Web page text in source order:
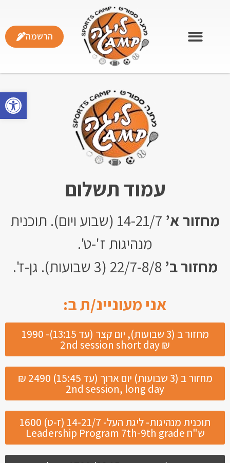
הרשמה
עמוד תשלום
מחזור א’
14-21/7 (שבוע ויום). תוכנית
מנהיגות ז'-ט'.
מחזור ב’ 22/7-8/8 (3 שבועות). גן-ז'.
אני מעוניינ/ת ב:
מחזור ב (3 שבועות), יום קצר (עד 13:15)- 1990
₪ 2nd session short day
מחזור ב (3 שבועות) יום ארוך (עד 15:45) 2490 ₪
2nd session, long day
תוכנית מנהיגות- ליגת העל- 14-21/7 (ז-ט) 1600
ש"ח Leadership Program 7th-9th grade